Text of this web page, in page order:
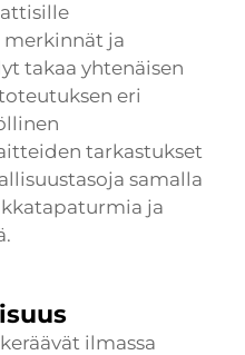
merkinnät ja
takaa yhtenäisen
eri
tarkastukset
samalla
ja
ilmassa